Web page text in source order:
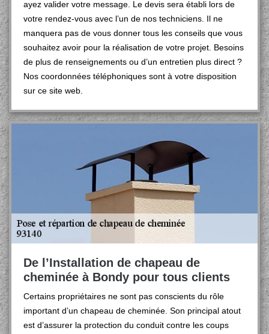
ayez valider votre message. Le devis sera établi lors de
votre rendez-vous avec l’un de nos techniciens. Il ne
manquera pas de vous donner tous les conseils que vous
souhaitez avoir pour la réalisation de votre projet. Besoins
de plus de renseignements ou d’un entretien plus direct ?
Nos coordonnées téléphoniques sont à votre disposition
sur ce site web.
De l’Installation de chapeau de
cheminée à Bondy pour tous clients
Certains propriétaires ne sont pas conscients du rôle
important d’un chapeau de cheminée. Son principal atout
est d’assurer la protection du conduit contre les coups